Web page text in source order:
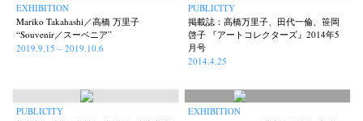
EXHIBITION
Mariko Takahashi／高橋 万里子
“Souvenir／スーベニア”
2019.9.15 – 2019.10.6
PUBLICITY
掲載誌：高橋万里子、田代一倫、笹岡
啓子 『アートコレクターズ』2014年5
月号
2014.4.25
PUBLICITY
EXHIBITION